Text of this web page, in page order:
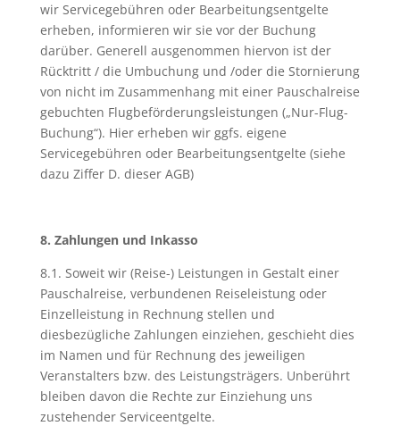
wir Servicegebühren oder Bearbeitungsentgelte
erheben, informieren wir sie vor der Buchung
darüber. Generell ausgenommen hiervon ist der
Rücktritt / die Umbuchung und /oder die Stornierung
von nicht im Zusammenhang mit einer Pauschalreise
gebuchten Flugbeförderungsleistungen („Nur-Flug-
Buchung“). Hier erheben wir ggfs. eigene
Servicegebühren oder Bearbeitungsentgelte (siehe
dazu Ziffer D. dieser AGB)
8. Zahlungen und Inkasso
8.1. Soweit wir (Reise-) Leistungen in Gestalt einer
Pauschalreise, verbundenen Reiseleistung oder
Einzelleistung in Rechnung stellen und
diesbezügliche Zahlungen einziehen, geschieht dies
im Namen und für Rechnung des jeweiligen
Veranstalters bzw. des Leistungsträgers. Unberührt
bleiben davon die Rechte zur Einziehung uns
zustehender Serviceentgelte.